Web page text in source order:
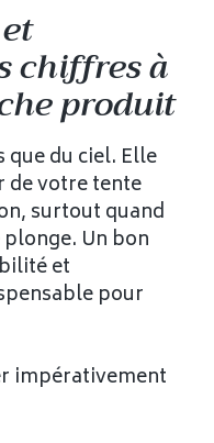
chiffres à
produit
que du ciel. Elle
de votre tente
surtout quand
Un bon
et
pour
impérativement